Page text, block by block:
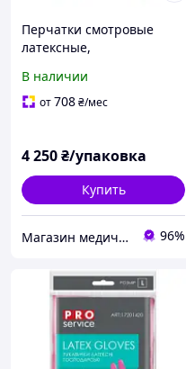
Перчатки смотровые
латексные,
степенью защиты,
текстурированные, без
В наличии
от708₴/мес
4 250₴/упаковка
Купить
Магазин медичних товарів "МАКСМЕД" 96%